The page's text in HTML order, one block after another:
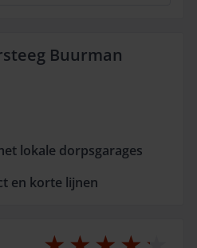
Buurman
lokale dorpsgarages
en korte lijnen